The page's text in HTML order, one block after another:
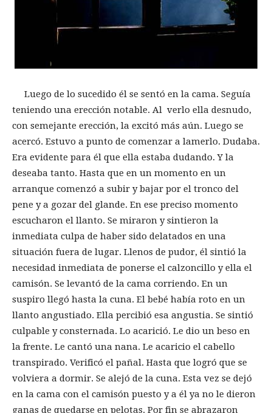
Luego de lo sucedido él se sentó en la cama. Seguía
teniendo una erección notable. Al verlo ella desnudo,
con semejante erección, la excitó más aún. Luego se
acercó. Estuvo a punto de comenzar a lamerlo. Dudaba.
Era evidente para él que ella estaba dudando. Y la
deseaba tanto. Hasta que en un momento en un
arranque comenzó a subir y bajar por el tronco del
pene y a gozar del glande. En ese preciso momento
escucharon el llanto. Se miraron y sintieron la
inmediata culpa de haber sido delatados en una
situación fuera de lugar. Llenos de pudor, él sintió la
necesidad inmediata de ponerse el calzoncillo y ella el
camisón. Se levantó de la cama corriendo. En un
suspiro llegó hasta la cuna. El bebé había roto en un
llanto angustiado. Ella percibió esa angustia. Se sintió
culpable y consternada. Lo acarició. Le dio un beso en
la frente. Le cantó una nana. Le acaricio el cabello
transpirado. Verificó el pañal. Hasta que logró que se
volviera a dormir. Se alejó de la cuna. Esta vez se dejó
en la cama con el camisón puesto y a él ya no le dieron
ganas de quedarse en pelotas. Por fin se abrazaron